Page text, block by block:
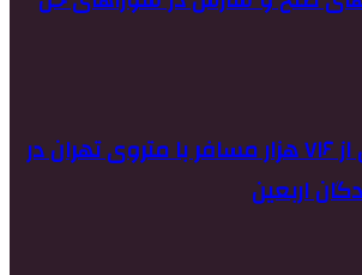
جابجایی بیش از ۷۱۶ هزار مسافر با متروی تهران در
اربعین